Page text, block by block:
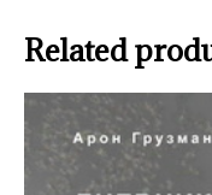
Related